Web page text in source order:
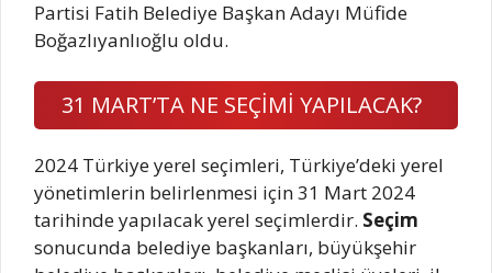
Partisi Fatih Belediye Başkan Adayı Müfide
Boğazlıyanlıoğlu oldu.
31 MART’TA NE SEÇİMİ YAPILACAK?
2024 Türkiye yerel seçimleri, Türkiye’deki yerel
yönetimlerin belirlenmesi için 31 Mart 2024
tarihinde yapılacak yerel seçimlerdir. Seçim
sonucunda belediye başkanları, büyükşehir